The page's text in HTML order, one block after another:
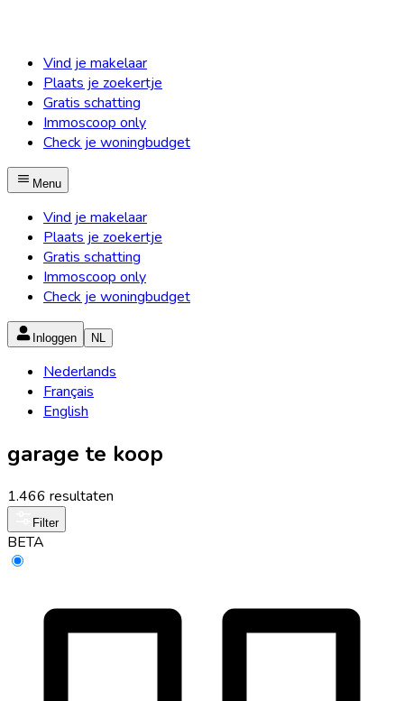
Vind je makelaar
Plaats je zoekertje
Gratis schatting
Immoscoop only
Check je woningbudget
Menu
Vind je makelaar
Plaats je zoekertje
Gratis schatting
Immoscoop only
Check je woningbudget
Inloggen NL
Nederlands
Français
English
garage te koop
1.466 resultaten
Filter
BETA